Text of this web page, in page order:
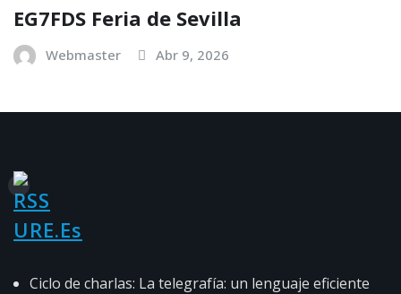
EG7FDS Feria de Sevilla
Webmaster Abr 9, 2026
URE.es
Ciclo de charlas: La telegrafía: un lenguaje eficiente